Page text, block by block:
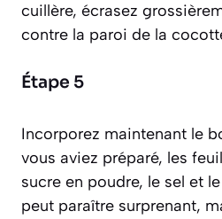
cuillère, écrasez
contre la paroi de la
Étape 5
Incorporez maintenant le
vous aviez préparé, les
sucre en poudre, le sel et
peut paraître surprenant,